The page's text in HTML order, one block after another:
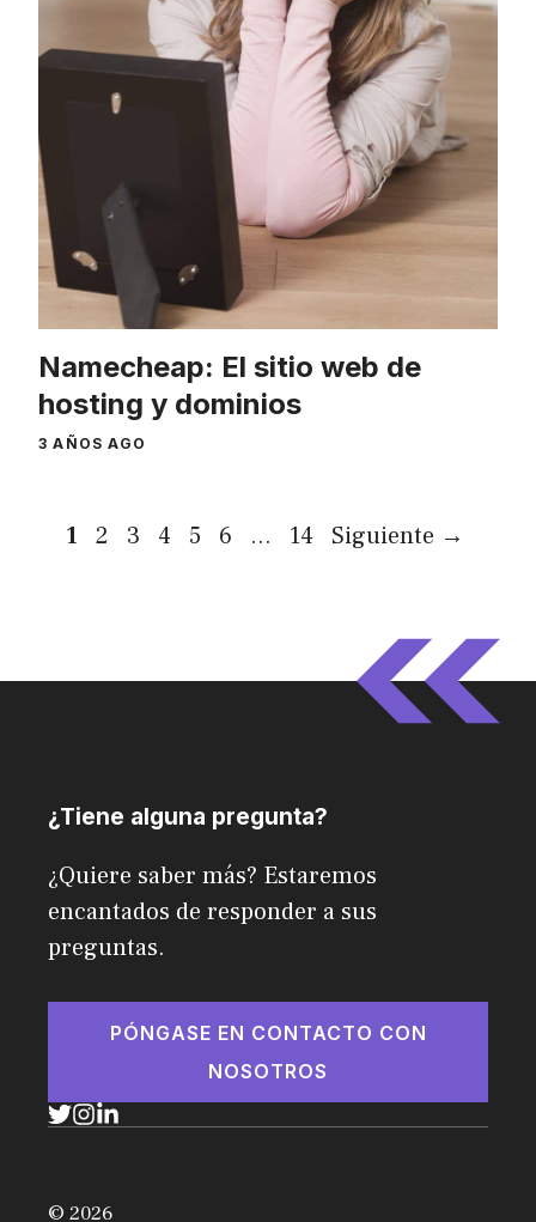
Namecheap: El sitio web de
hosting y dominios
3 AÑOS AGO
Página
1 Página
2 Página
3 Página
4 Página
5 Página
6 … Página
14 Siguiente →
¿Tiene alguna pregunta?
¿Quiere saber más? Estaremos
encantados de responder a sus
preguntas.
PÓNGASE EN CONTACTO CON
NOSOTROS
© 2026